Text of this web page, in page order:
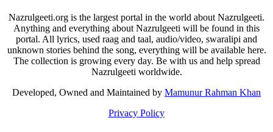
Nazrulgeeti.org is the largest portal in the world about Nazrulgeeti.
Anything and everything about Nazrulgeeti will be found in this
portal. All lyrics, used raag and taal, audio/video, swaralipi and
unknown stories behind the song, everything will be available here.
The collection is growing every day. Be with us and help spread
Nazrulgeeti worldwide.
Developed, Owned and Maintained by Mamunur Rahman Khan
Privacy Policy